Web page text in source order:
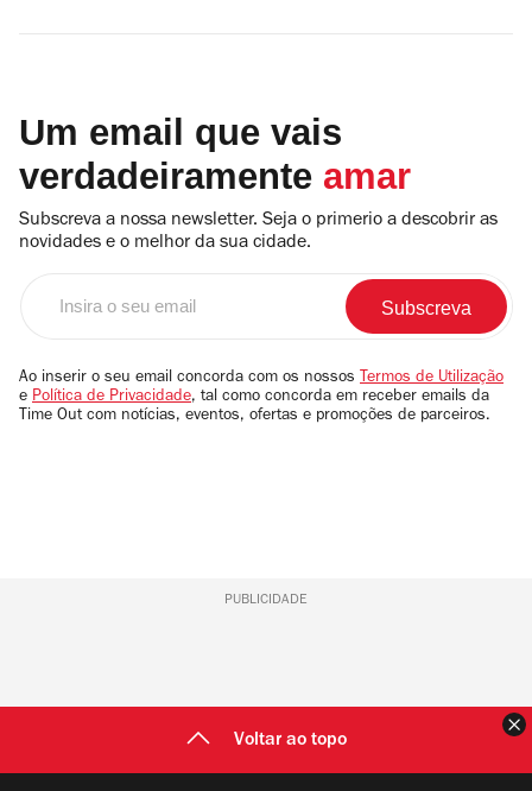
Um email que vais
verdadeiramente amar
Subscreva a nossa newsletter. Seja o primerio a descobrir as
novidades e o melhor da sua cidade.
email
Ao inserir o seu email concorda com os nossos Termos de Utilização
e Política de Privacidade, tal como concorda em receber emails da
Time Out com notícias, eventos, ofertas e promoções de parceiros.
PUBLICIDADE
Voltar ao topo